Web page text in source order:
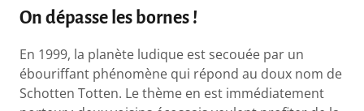
On dépasse les bornes !
En 1999, la planète ludique est secouée par un
ébouriffant phénomène qui répond au doux nom de
Schotten Totten. Le thème en est immédiatement